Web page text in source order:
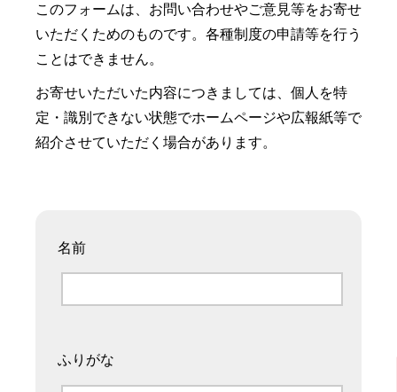
このフォームは、お問い合わせやご意見等をお寄せ
いただくためのものです。各種制度の申請等を行う
ことはできません。
お寄せいただいた内容につきましては、個人を特
定・識別できない状態でホームページや広報紙等で
紹介させていただく場合があります。
名前
ふりがな